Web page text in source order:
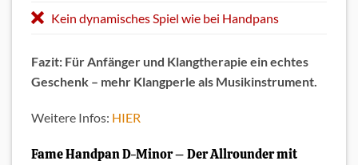
Kein dynamisches Spiel wie bei Handpans
Fazit: Für Anfänger und Klangtherapie ein echtes
Geschenk – mehr Klangperle als Musikinstrument.
Weitere Infos: HIER
Fame Handpan D-Minor – Der Allrounder mit